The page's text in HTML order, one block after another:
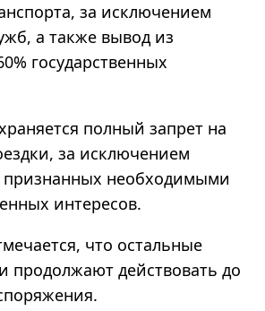
за исключением
а также вывод из
государственных
полный запрет на
за исключением
признанных необходимыми
интересов.
что остальные
продолжают действовать до